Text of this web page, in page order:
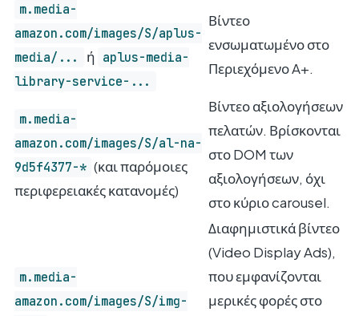
m.media-
amazon.com/images/S/aplus-
media/...
ή aplus-media-
library-service-...
Βίντεο
ενσωματωμένο στο
Περιεχόμενο A+.
m.media-
amazon.com/images/S/al-na-
9d5f4377-* (και παρόμοιες
περιφερειακές κατανομές)
Βίντεο αξιολογήσεων
πελατών. Βρίσκονται
στο DOM των
αξιολογήσεων, όχι
στο κύριο carousel.
m.media-
amazon.com/images/S/img-
Διαφημιστικά βίντεο
(Video Display Ads),
που εμφανίζονται
μερικές φορές στο